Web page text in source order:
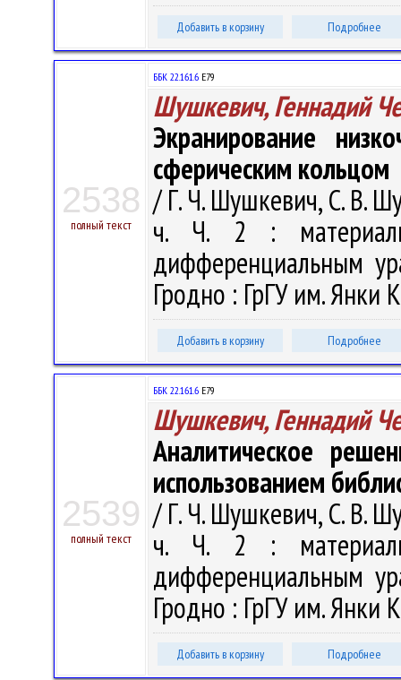
Добавить в корзину Подробнее
2538
полный текст
ББК 22.161.6 Е79
Шушкевич, Геннадий
Экранирование
сферическим кольцом
/ Г. Ч. Шушкевич, С. В.
ч. Ч. 2 :
дифференциальным
Гродно : ГрГУ им. Янки
Добавить в корзину Подробнее
2539
полный текст
ББК 22.161.6 Е79
Шушкевич, Геннадий
Аналитическое
использованием
/ Г. Ч. Шушкевич, С. В.
ч. Ч. 2 :
дифференциальным
Гродно : ГрГУ им. Янки
Добавить в корзину Подробнее